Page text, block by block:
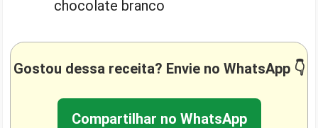
chocolate branco
Gostou dessa receita? Envie no WhatsApp 👇
Compartilhar no WhatsApp